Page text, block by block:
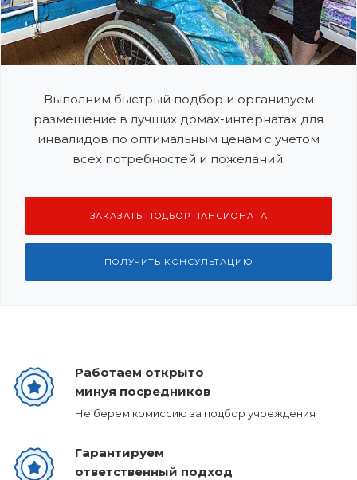
Выполним быстрый подбор и организуем
размещение в лучших домах-интернатах для
инвалидов по оптимальным ценам с учетом
всех потребностей и пожеланий.
ЗАКАЗАТЬ ПОДБОР ПАНСИОНАТА
ПОЛУЧИТЬ КОНСУЛЬТАЦИЮ
Работаем открыто
минуя посредников
Не берем комиссию за подбор учреждения
Гарантируем
ответственный подход